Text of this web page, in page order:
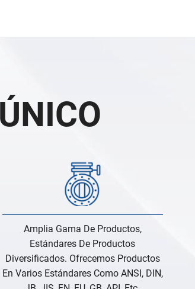
Amplia Gama De Productos,
Estándares De Productos
Diversificados. Ofrecemos Productos
En Varios Estándares Como ANSI, DIN,